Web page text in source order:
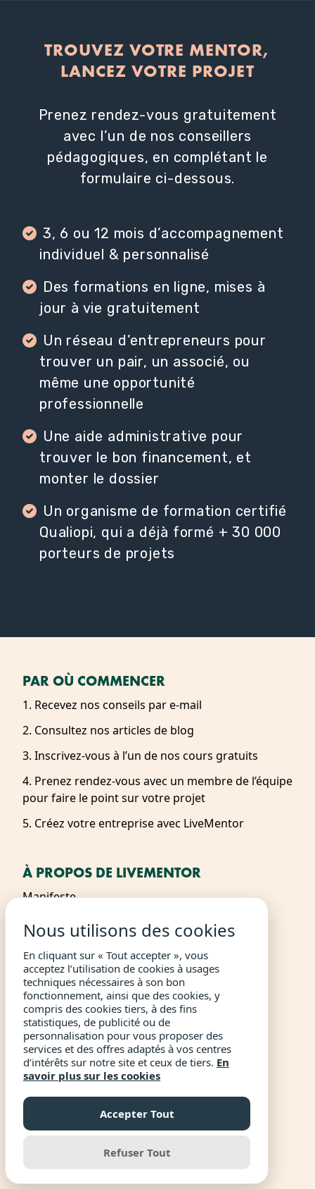
TROUVEZ VOTRE MENTOR,
LANCEZ VOTRE PROJET
Prenez rendez-vous gratuitement
avec l’un de nos conseillers
pédagogiques, en complétant le
formulaire ci-dessous.
3, 6 ou 12 mois d’accompagnement
individuel & personnalisé
Des formations en ligne, mises à
jour à vie gratuitement
Un réseau d’entrepreneurs pour
trouver un pair, un associé, ou
même une opportunité
professionnelle
Une aide administrative pour
trouver le bon financement, et
monter le dossier
Un organisme de formation certifié
Qualiopi, qui a déjà formé + 30 000
porteurs de projets
PAR OÙ COMMENCER
1. Recevez nos conseils par e-mail
2. Consultez nos articles de blog
3. Inscrivez-vous à l’un de nos cours gratuits
4. Prenez rendez-vous avec un membre de l’équipe
pour faire le point sur votre projet
5. Créez votre entreprise avec LiveMentor
À PROPOS DE LIVEMENTOR
Manifeste
La Méthode LiveMentor
Nous rejoindre
Programme Organisme Certificateur
VOS DROITS ET NOS DEVOIRS
CGU / CGV
Mentions légales
Politique de confidentialité
Nous utilisons des cookies
En cliquant sur « Tout accepter », vous
acceptez l’utilisation de cookies à usages
techniques nécessaires à son bon
fonctionnement, ainsi que des cookies, y
compris des cookies tiers, à des fins
statistiques, de publicité ou de
personnalisation pour vous proposer des
services et des offres adaptés à vos centres
d’intérêts sur notre site et ceux de tiers. En
savoir plus sur les cookies
Accepter Tout
Refuser Tout